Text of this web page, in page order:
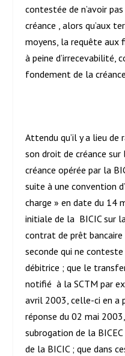
contestée de n’avoir
créance , alors qu’aux
moyens, la requête aux
à peine d’irrecevabilité,
fondement de la
Attendu qu’il y a lieu
son droit de créance sur
créance opérée par la
suite à une convention
charge » en date du 14
initiale de la BICIC sur
contrat de prêt
seconde qui ne
débitrice ; que le
notifié à la SCTM par
avril 2003, celle-ci en a
réponse du 02 mai
subrogation de la
de la BICIC ; que dans